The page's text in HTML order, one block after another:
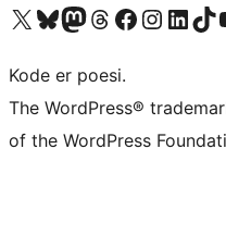
Besøg vores X (tidligere Twitter) konto
Besøg vores Bluesky-konto
Besøg vores Mastodon konto
Besøg vores Threads-konto
Besøg vores Facebook sideBesøg vores Instagram konto
Besøg vores LinkedIn
Besøg
Kode er poesi.
The WordPress®
of the WordPress